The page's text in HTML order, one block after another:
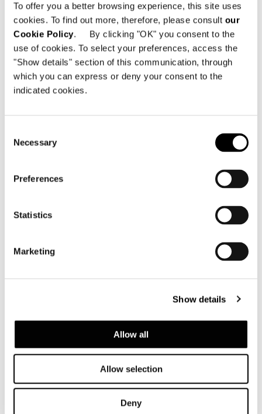
To offer you a better browsing experience, this site uses
cookies. To find out more, therefore, please consult our
Cookie Policy. By clicking "OK" you consent to the
use of cookies. To select your preferences, access the
"Show details" section of this communication, through
which you can express or deny your consent to the
indicated cookies.
Selection
Necessary
Preferences
Statistics
Marketing
Show details
Allow all
Allow selection
Deny
FAUTEUIL AVEC ACCOUDOIR 92X91XH70 CM